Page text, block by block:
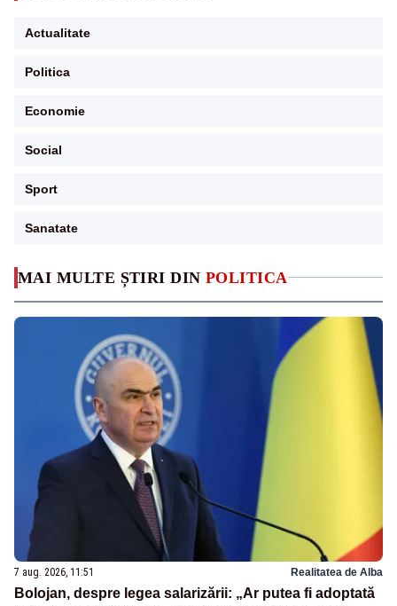
MAI MULTE ȘTIRI DIN POLITICA
7 aug. 2026, 11:51 Realitatea de Alba
Bolojan, despre legea salarizării: „Ar putea fi adoptată
Actualitate
Politica
Economie
Social
Sport
Sanatate